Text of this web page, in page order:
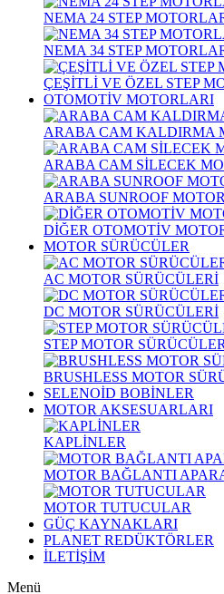
NEMA 24 STEP
NEMA 34 STEP
ÇEŞİTLİ VE ÖZEL STEP
OTOMOTİV MOTORLARI
ARABA CAM KALDIRMA
ARABA CAM SİLECEK
ARABA SUNROOF
DİĞER OTOMOTİV
MOTOR SÜRÜCÜLER
AC MOTOR SÜRÜCÜLERİ
DC MOTOR SÜRÜCÜLERİ
STEP MOTOR
BRUSHLESS MOTOR
SELENOİD BOBİNLER
MOTOR AKSESUARLARI
KAPLİNLER
MOTOR BAĞLANTI
MOTOR TUTUCULAR
GÜÇ KAYNAKLARI
PLANET REDÜKTÖRLER
İLETİŞİM
Menü